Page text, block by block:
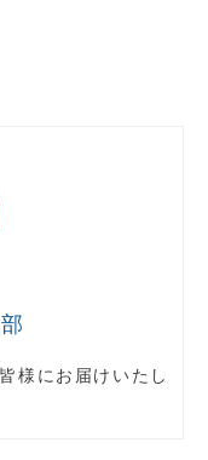
様にお届けいたし